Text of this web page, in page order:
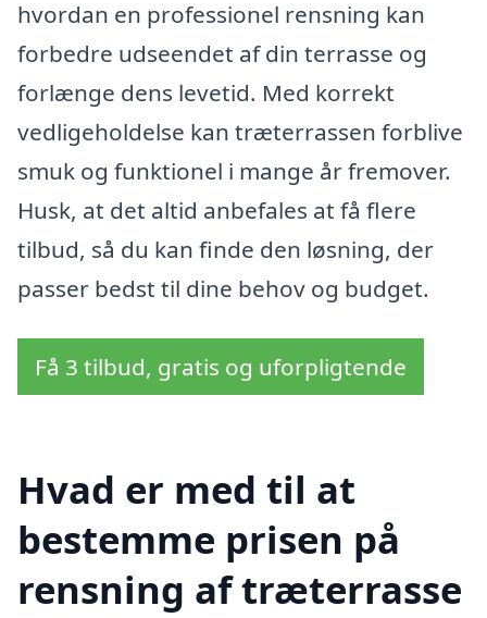
hvordan en professionel rensning kan
forbedre udseendet af din terrasse og
forlænge dens levetid. Med korrekt
vedligeholdelse kan træterrassen forblive
smuk og funktionel i mange år fremover.
Husk, at det altid anbefales at få flere
tilbud, så du kan finde den løsning, der
passer bedst til dine behov og budget.
Få 3 tilbud, gratis og uforpligtende
Hvad er med til at
bestemme prisen på
rensning af træterrasse